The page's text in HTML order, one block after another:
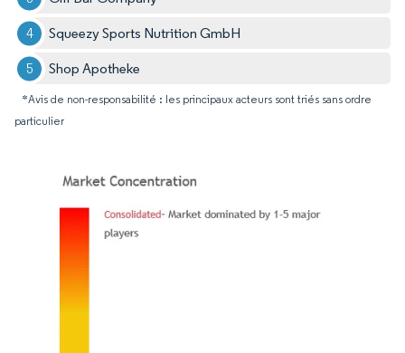
Squeezy Sports Nutrition GmbH
Shop Apotheke
*Avis de non-responsabilité : les principaux acteurs sont triés sans ordre
particulier